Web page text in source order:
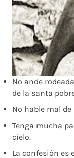
No ande
de la santa
No hable mal
Tenga mucha
cielo.
La confesión es